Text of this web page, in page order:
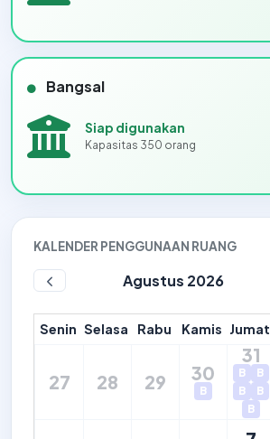
Bangsal
Siap digunakan
Kapasitas 350 orang
KALENDER PENGGUNAAN RUANG
Agustus 2026
Senin Selasa Rabu Kamis Jumat
27 28 29 30
B
31
B
B
B
B
B